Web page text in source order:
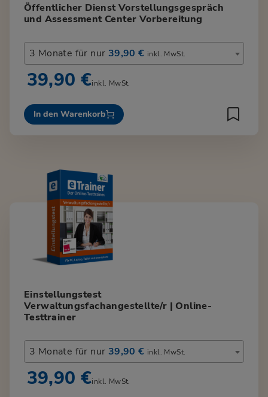
Öffentlicher Dienst Vorstellungsgespräch
und Assessment Center Vorbereitung
3 Monate für nur 39,90 € inkl. MwSt.
39,90 €inkl. MwSt.
In den Warenkorb
Einstellungstest
Verwaltungsfachangestellte/r | Online-
Testtrainer
3 Monate für nur 39,90 € inkl. MwSt.
39,90 €inkl. MwSt.